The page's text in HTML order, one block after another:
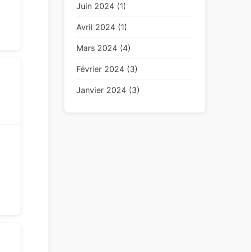
Juin 2024 (1)
Avril 2024 (1)
Mars 2024 (4)
Février 2024 (3)
Janvier 2024 (3)